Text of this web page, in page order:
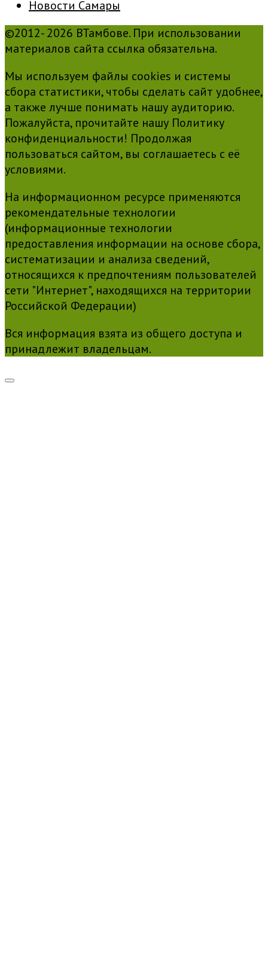
Новости Самары
©2012- 2026 ВТамбове. При использовании
материалов сайта ссылка обязательна.
Мы используем файлы cookies и системы
сбора статистики, чтобы сделать сайт удобнее,
а также лучше понимать нашу аудиторию.
Пожалуйста, прочитайте нашу Политику
конфиденциальности! Продолжая
пользоваться сайтом, вы соглашаетесь с её
условиями.
На информационном ресурсе применяются
рекомендательные технологии
(информационные технологии
предоставления информации на основе сбора,
систематизации и анализа сведений,
относящихся к предпочтениям пользователей
сети "Интернет", находящихся на территории
Российской Федерации)
Вся информация взята из общего доступа и
принадлежит владельцам.